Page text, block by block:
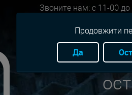
Звоните нам: с 11-00
Мы
Продовжити
Да